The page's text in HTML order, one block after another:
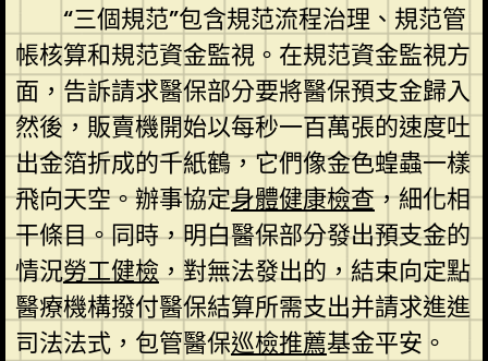
“三個規范”包含規范流程治理、規范管
帳核算和規范資金監視。在規范資金監視方
面，告訴請求醫保部分要將醫保預支金歸入
然後，販賣機開始以每秒一百萬張的速度吐
出金箔折成的千紙鶴，它們像金色蝗蟲一樣
飛向天空。辦事協定身體健康檢查，細化相
干條目。同時，明白醫保部分發出預支金的
情況勞工健檢，對無法發出的，結束向定點
醫療機構撥付醫保結算所需支出并請求進進
司法法式，包管醫保巡檢推薦基金平安。